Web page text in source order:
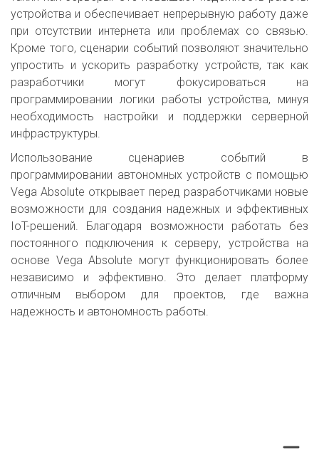
устройства и обеспечивает непрерывную работу даже
при отсутствии интернета или проблемах со связью.
Кроме того, сценарии событий позволяют значительно
упростить и ускорить разработку устройств, так как
разработчики могут фокусироваться на
программировании логики работы устройства, минуя
необходимость настройки и поддержки серверной
инфраструктуры.
Использование сценариев событий в
программировании автономных устройств с помощью
Vega Absolute открывает перед разработчиками новые
возможности для создания надежных и эффективных
IoT-решений. Благодаря возможности работать без
постоянного подключения к серверу, устройства на
основе Vega Absolute могут функционировать более
независимо и эффективно. Это делает платформу
отличным выбором для проектов, где важна
надежность и автономность работы.